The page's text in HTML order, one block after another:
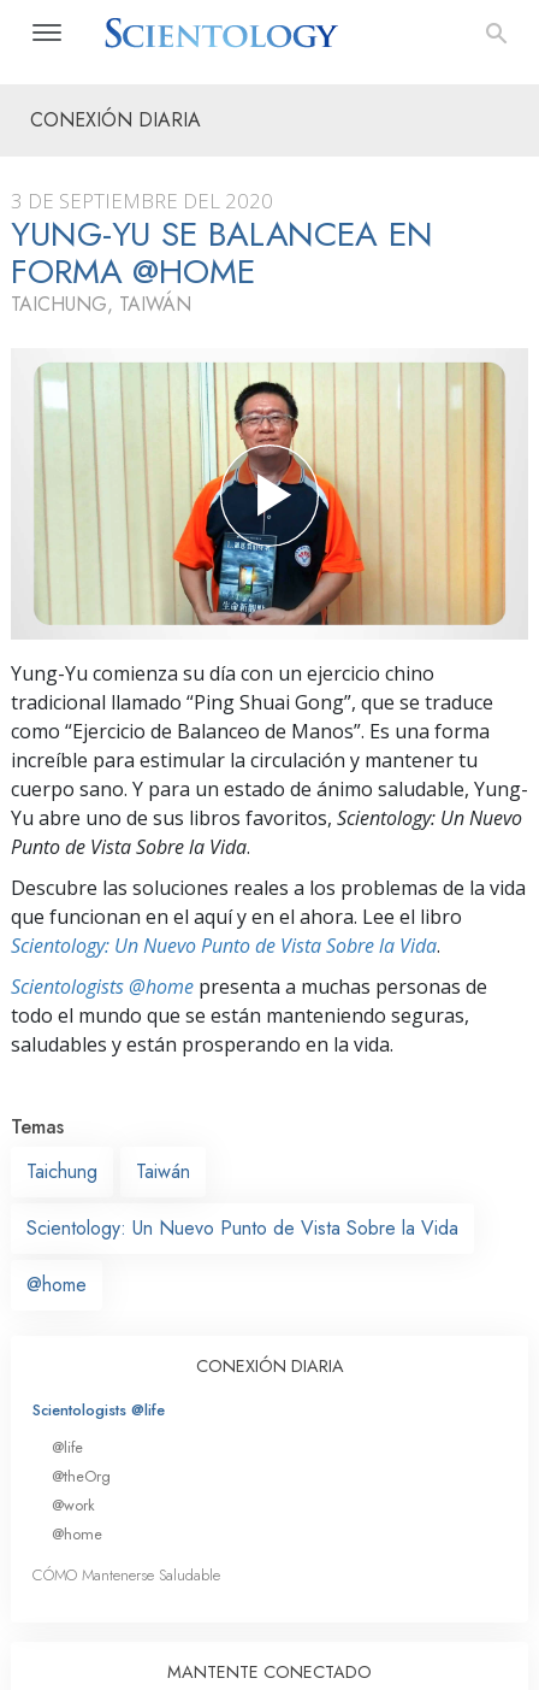
CONEXIÓN DIARIA
3 DE SEPTIEMBRE DEL 2020
YUNG-YU SE BALANCEA EN
FORMA @HOME
TAICHUNG, TAIWÁN
Yung-Yu comienza su día con un ejercicio chino
tradicional llamado “Ping Shuai Gong”, que se traduce
como “Ejercicio de Balanceo de Manos”. Es una forma
increíble para estimular la circulación y mantener tu
cuerpo sano. Y para un estado de ánimo saludable, Yung-
Yu abre uno de sus libros favoritos, Scientology: Un Nuevo
Punto de Vista Sobre la Vida.
Descubre las soluciones reales a los problemas de la vida
que funcionan en el aquí y en el ahora. Lee el libro
Scientology: Un Nuevo Punto de Vista Sobre la Vida.
Scientologists @home presenta a muchas personas de
todo el mundo que se están manteniendo seguras,
saludables y están prosperando en la vida.
Temas
Taichung
Taiwán
Scientology: Un Nuevo Punto de Vista Sobre la Vida
@home
CONEXIÓN DIARIA
Scientologists @life
@life
@theOrg
@work
@home
CÓMO Mantenerse Saludable
MANTENTE CONECTADO